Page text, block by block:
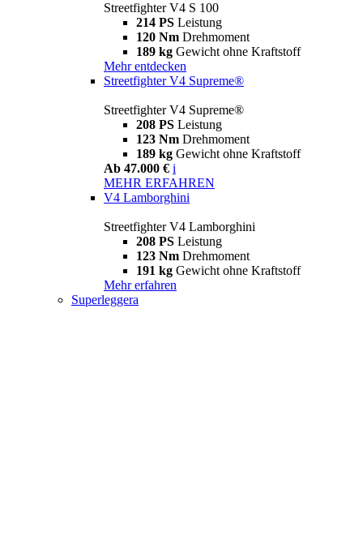
Streetfighter V4 S 100
214 PS Leistung
120 Nm Drehmoment
189 kg Gewicht ohne Kraftstoff
Mehr entdecken
Streetfighter V4 Supreme®
Streetfighter V4 Supreme®
208 PS Leistung
123 Nm Drehmoment
189 kg Gewicht ohne Kraftstoff
Ab 47.000 € i
MEHR ERFAHREN
V4 Lamborghini
Streetfighter V4 Lamborghini
208 PS Leistung
123 Nm Drehmoment
191 kg Gewicht ohne Kraftstoff
Mehr erfahren
Superleggera